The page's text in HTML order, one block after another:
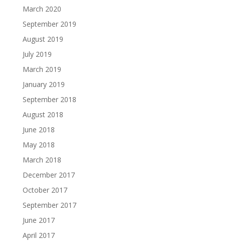
March 2020
September 2019
August 2019
July 2019
March 2019
January 2019
September 2018
August 2018
June 2018
May 2018
March 2018
December 2017
October 2017
September 2017
June 2017
April 2017